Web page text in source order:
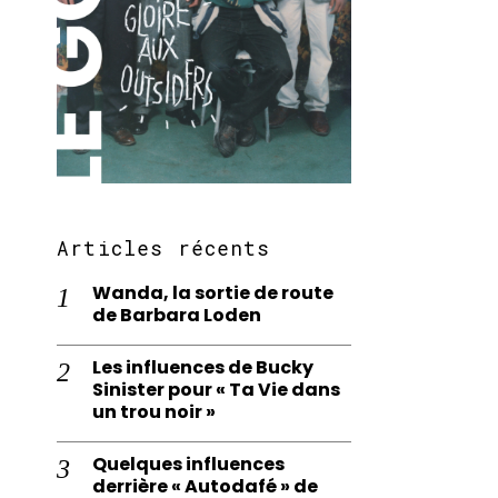
Articles récents
Wanda, la sortie de route
de Barbara Loden
Les influences de Bucky
Sinister pour « Ta Vie dans
un trou noir »
Quelques influences
derrière « Autodafé » de